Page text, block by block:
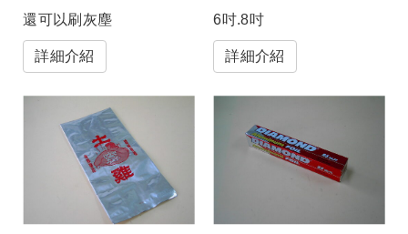
還可以刷灰塵
詳細介紹
6吋.8吋
詳細介紹